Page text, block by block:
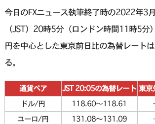
今日のFXニュース執筆終了時の2022年3
（JST）20時5分（ロンドン時間11時5分
円を中心とした東京前日比の為替レート
る。
通貨ペア JST 20:05の為替レート 東京
ドル/円
118.60〜118.61
ユーロ/円
131.08〜131.09